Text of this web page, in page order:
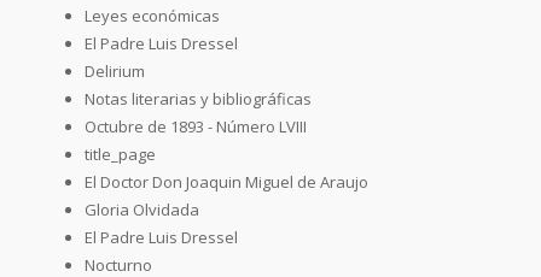
Leyes económicas
El Padre Luis Dressel
Delirium
Notas literarias y bibliográficas
Octubre de 1893 - Número LVIII
title_page
El Doctor Don Joaquin Miguel de Araujo
Gloria Olvidada
El Padre Luis Dressel
Nocturno